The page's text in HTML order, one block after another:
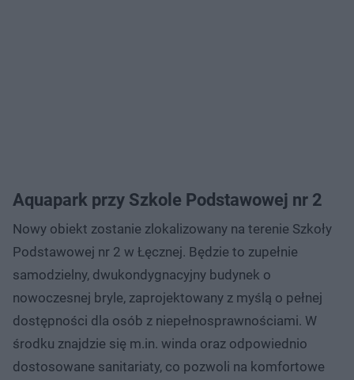
Aquapark przy Szkole Podstawowej nr 2
Nowy obiekt zostanie zlokalizowany na terenie Szkoły
Podstawowej nr 2 w Łęcznej. Będzie to zupełnie
samodzielny, dwukondygnacyjny budynek o
nowoczesnej bryle, zaprojektowany z myślą o pełnej
dostępności dla osób z niepełnosprawnościami. W
środku znajdzie się m.in. winda oraz odpowiednio
dostosowane sanitariaty, co pozwoli na komfortowe